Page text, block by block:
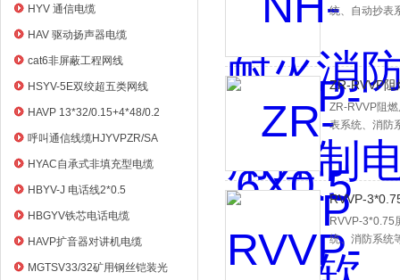
HYV 通信电缆
HAV 驱动扬声器电缆
cat6非屏蔽工程网线
HSYV-5E双绞超五类网线
HAVP 13*32/0.15+4*48/0.2
呼叫通信线缆HJYVPZR/SA
HYAC自承式非填充型电缆
HBYV-J 电话线2*0.5
HBGYV铁芯电话电缆
HAVP扩音器对讲机电缆
MGTSV33/32矿用钢丝铠装光
统、自动抄表
ZR-RVVP
ZR-RVVP阻
表系统、消防
RVVP-
RVVP-3*0.75
统、消防系统